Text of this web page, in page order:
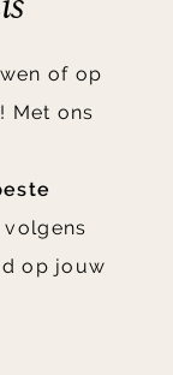
of op
Met ons
volgens
op jouw